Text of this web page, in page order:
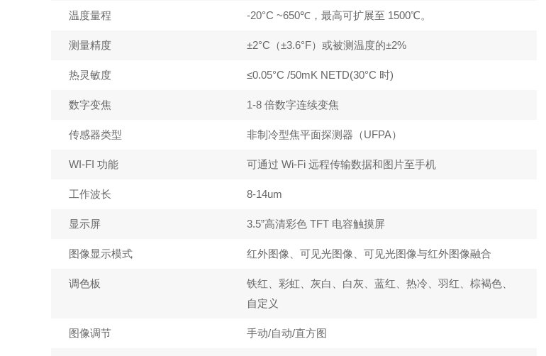
温度量程 -20°C ~650℃，最高可扩展至 1500℃。
测量精度 ±2°C（±3.6°F）或被测温度的±2%
热灵敏度 ≤0.05°C /50mK NETD(30°C 时)
数字变焦 1-8 倍数字连续变焦
传感器类型 非制冷型焦平面探测器（UFPA）
WI-FI 功能 可通过 Wi-Fi 远程传输数据和图片至手机
工作波长 8-14um
显示屏 3.5”高清彩色 TFT 电容触摸屏
图像显示模式 红外图像、可见光图像、可见光图像与红外图像融合
调色板
铁红、彩虹、灰白、白灰、蓝红、热冷、羽红、棕褐色、
自定义
图像调节 手动/自动/直方图